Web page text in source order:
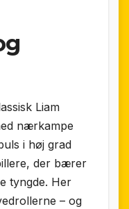
Liam
nærkampe
i høj grad
der bærer
tyngde. Her
– og